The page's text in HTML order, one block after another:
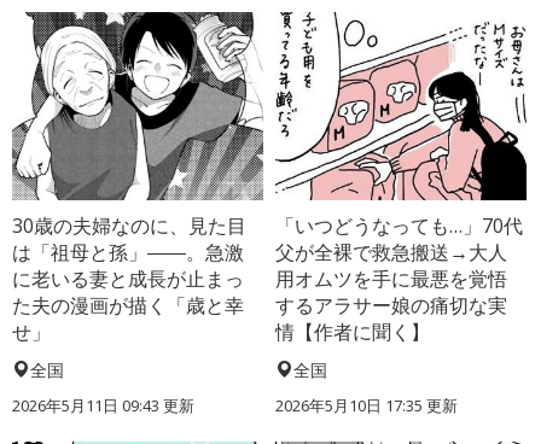
30歳の夫婦なのに、見た目
は「祖母と孫」――。急激
に老いる妻と成長が止まっ
た夫の漫画が描く「歳と幸
せ」
全国
2026年5月11日 09:43 更新
「いつどうなっても…」70代
父が全裸で救急搬送→大人
用オムツを手に最悪を覚悟
するアラサー娘の痛切な実
情【作者に聞く】
全国
2026年5月10日 17:35 更新